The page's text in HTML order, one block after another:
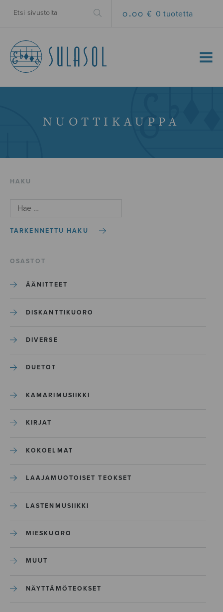
0.00 € 0 tuotetta
MENU
NUOTTIKAUPPA
HAKU
TARKENNETTU HAKU
OSASTOT
ÄÄNITTEET
DISKANTTIKUORO
DIVERSE
DUETOT
KAMARIMUSIIKKI
KIRJAT
KOKOELMAT
LAAJAMUOTOISET TEOKSET
LASTENMUSIIKKI
MIESKUORO
MUUT
NÄYTTÄMÖTEOKSET